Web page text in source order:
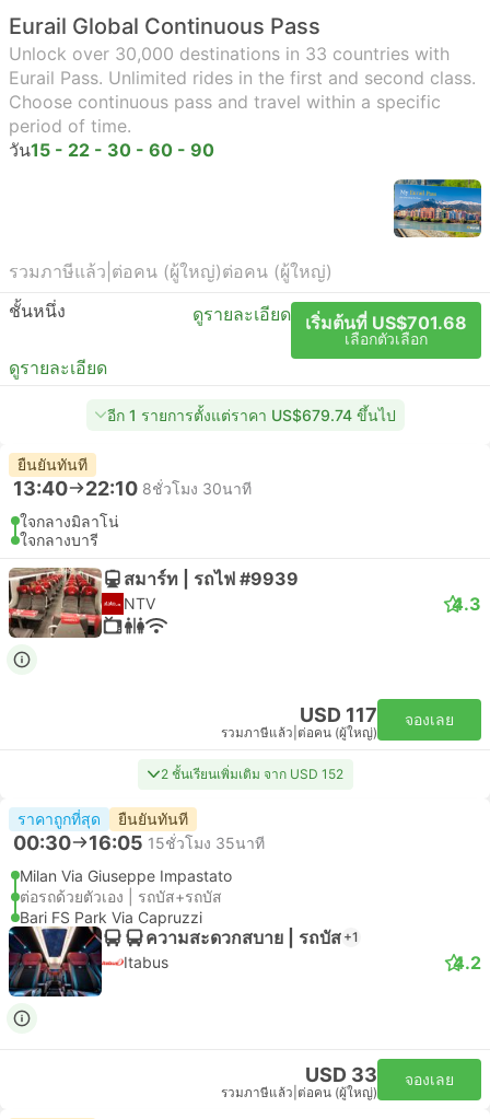
Eurail Global Continuous Pass
Unlock over 30,000 destinations in 33 countries with
Eurail Pass. Unlimited rides in the first and second class.
Choose continuous pass and travel within a specific
period of time.
วัน15 - 22 - 30 - 60 - 90
รวมภาษีแล้ว ต่อคน (ผู้ใหญ่)ต่อคน (ผู้ใหญ่)
ชั้นหนึ่ง
ดูรายละเอียด เริ่มต้นที่ US$701.68
เลือกตัวเลือก
ดูรายละเอียด
อีก 1 รายการตั้งแต่ราคา US$679.74 ขึ้นไป
ยืนยันทันที
13:40 22:10 8ชั่วโมง 30นาที
ใจกลางมิลาโน่
ใจกลางบารี
สมาร์ท | รถไฟ #9939
NTV 4.3
USD 117
รวมภาษีแล้ว ต่อคน (ผู้ใหญ่)
จองเลย
2 ชั้นเรียนเพิ่มเติม จาก USD 152
ราคาถูกที่สุด ยืนยันทันที
00:30 16:05 15ชั่วโมง 35นาที
Milan Via Giuseppe Impastato
ต่อรถด้วยตัวเอง | รถบัส+รถบัส
Bari FS Park Via Capruzzi
ความสะดวกสบาย | รถบัส +1
Itabus 4.2
USD 33
รวมภาษีแล้ว ต่อคน (ผู้ใหญ่)
จองเลย